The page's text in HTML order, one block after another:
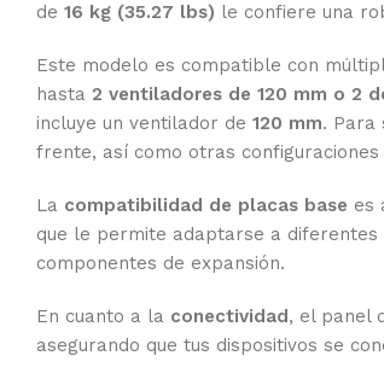
de 16 kg (35.27 lbs) le confiere una
Este modelo es compatible con
hasta 2 ventiladores de 120 mm o 2
incluye un ventilador de 120 mm. Para
frente, así como otras
La compatibilidad de placas base es
que le permite adaptarse a diferentes
componentes de expansión.
En cuanto a la conectividad, el panel
asegurando que tus dispositivos se